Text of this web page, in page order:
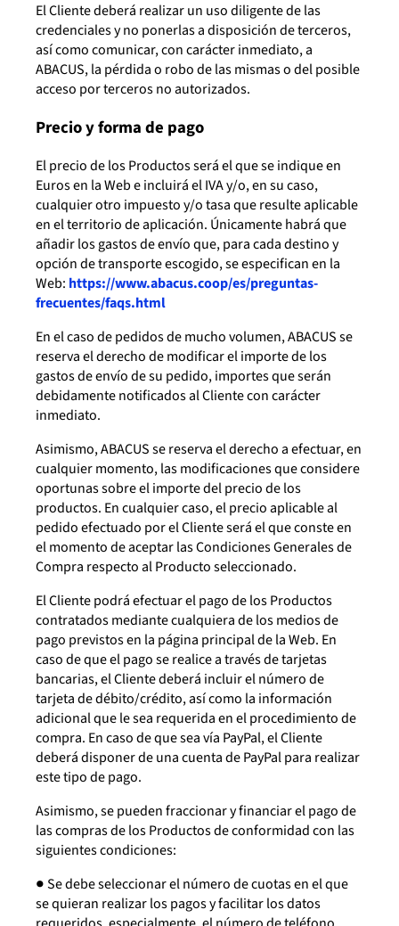
El Cliente deberá realizar un uso diligente de las
credenciales y no ponerlas a disposición de terceros,
así como comunicar, con carácter inmediato, a
ABACUS, la pérdida o robo de las mismas o del posible
acceso por terceros no autorizados.
Precio y forma de pago
El precio de los Productos será el que se indique en
Euros en la Web e incluirá el IVA y/o, en su caso,
cualquier otro impuesto y/o tasa que resulte aplicable
en el territorio de aplicación. Únicamente habrá que
añadir los gastos de envío que, para cada destino y
opción de transporte escogido, se especifican en la
Web: https://www.abacus.coop/es/preguntas-
frecuentes/faqs.html
En el caso de pedidos de mucho volumen, ABACUS se
reserva el derecho de modificar el importe de los
gastos de envío de su pedido, importes que serán
debidamente notificados al Cliente con carácter
inmediato.
Asimismo, ABACUS se reserva el derecho a efectuar, en
cualquier momento, las modificaciones que considere
oportunas sobre el importe del precio de los
productos. En cualquier caso, el precio aplicable al
pedido efectuado por el Cliente será el que conste en
el momento de aceptar las Condiciones Generales de
Compra respecto al Producto seleccionado.
El Cliente podrá efectuar el pago de los Productos
contratados mediante cualquiera de los medios de
pago previstos en la página principal de la Web. En
caso de que el pago se realice a través de tarjetas
bancarias, el Cliente deberá incluir el número de
tarjeta de débito/crédito, así como la información
adicional que le sea requerida en el procedimiento de
compra. En caso de que sea vía PayPal, el Cliente
deberá disponer de una cuenta de PayPal para realizar
este tipo de pago.
Asimismo, se pueden fraccionar y financiar el pago de
las compras de los Productos de conformidad con las
siguientes condiciones:
● Se debe seleccionar el número de cuotas en el que
se quieran realizar los pagos y facilitar los datos